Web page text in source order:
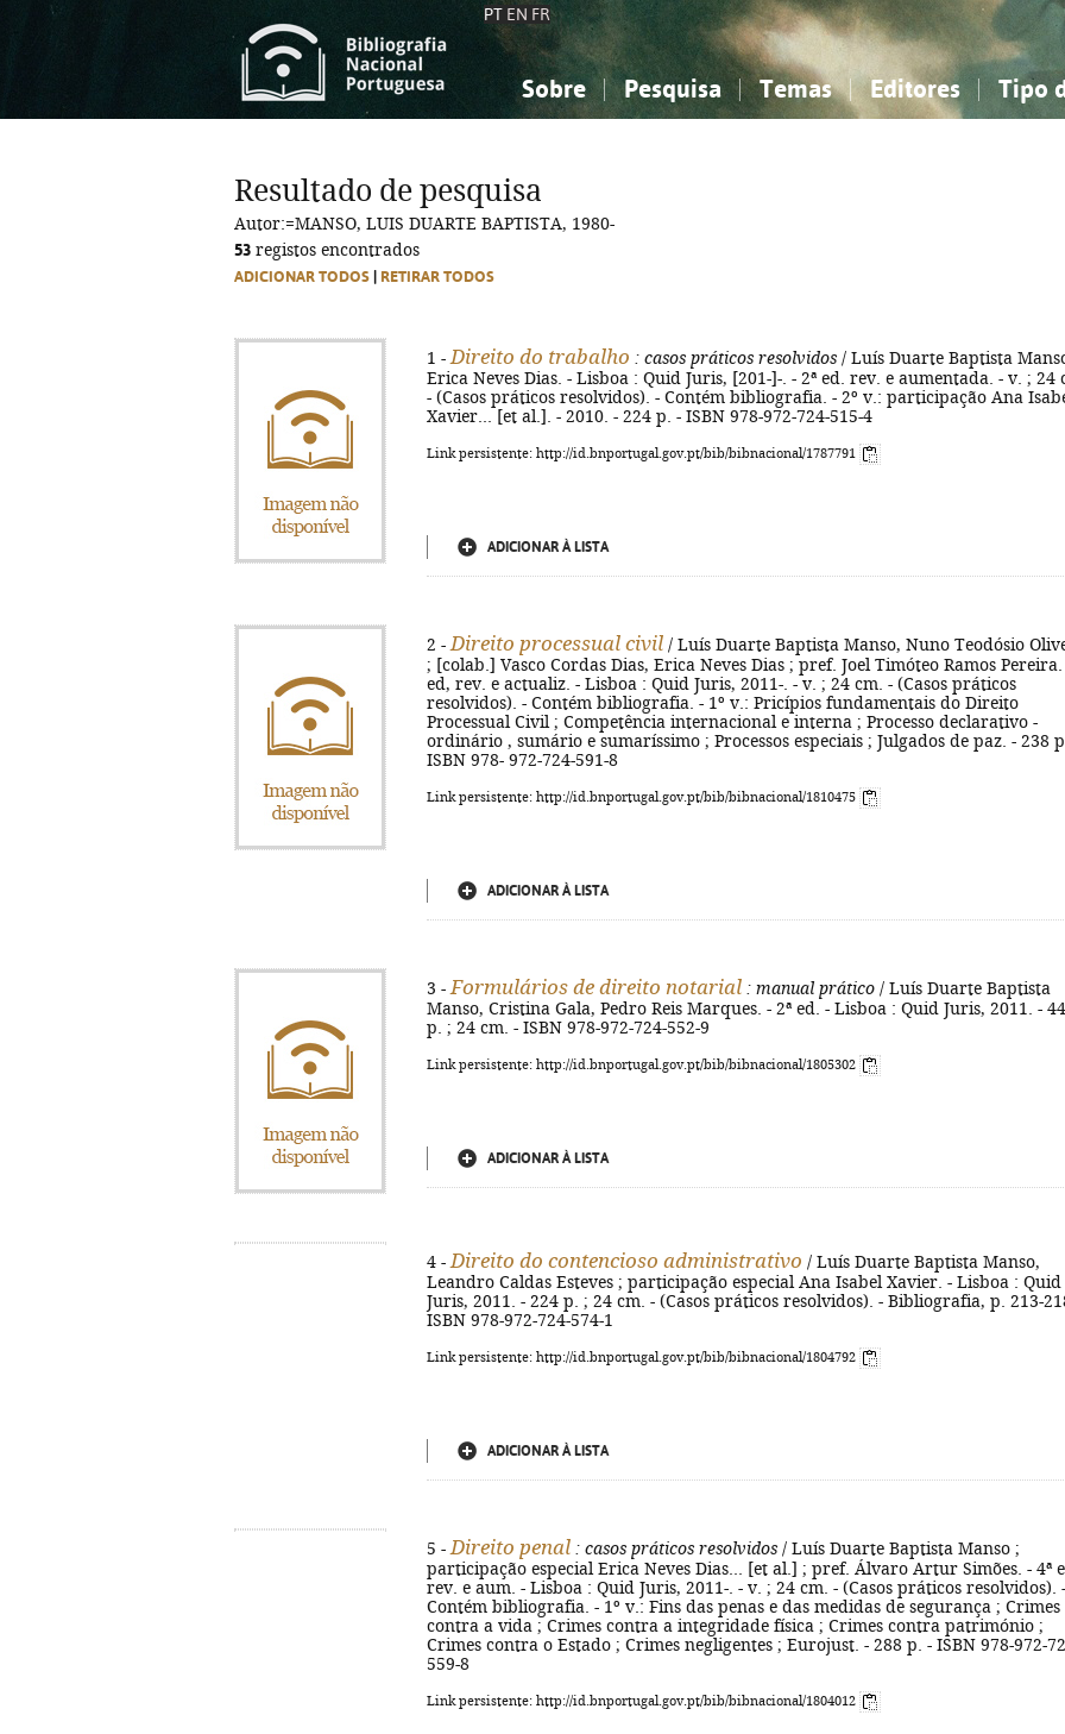
PT EN FR
Sobre Pesquisa Temas
Ciências sociais...
Arte, desporto...
Editores Tipo
Ciências sociais...
Arte, desporto...
Resultado de pesquisa
Autor:=MANSO, LUIS DUARTE BAPTISTA, 1980-
53 registos encontrados
ADICIONAR TODOS RETIRAR TODOS
1 - Direito do trabalho : casos práticos resolvidos / Luís Duarte Baptista
Erica Neves Dias. - Lisboa : Quid Juris, [201-]-. - 2ª ed. rev. e aumentada. - v. ; 24
- (Casos práticos resolvidos). - Contém bibliografia. - 2º v.: participação Ana
Xavier... [et al.]. - 2010. - 224 p. - ISBN 978-972-724-515-4
Link persistente: http://id.bnportugal.gov.pt/bib/bibnacional/1787791
ADICIONAR À LISTA
2 - Direito processual civil / Luís Duarte Baptista Manso, Nuno Teodósio
; [colab.] Vasco Cordas Dias, Erica Neves Dias ; pref. Joel Timóteo Ramos Pereira.
ed, rev. e actualiz. - Lisboa : Quid Juris, 2011-. - v. ; 24 cm. - (Casos práticos
resolvidos). - Contém bibliografia. - 1º v.: Pricípios fundamentais do Direito
Processual Civil ; Competência internacional e interna ; Processo declarativo -
ordinário , sumário e sumaríssimo ; Processos especiais ; Julgados de paz. - 238
ISBN 978- 972-724-591-8
Link persistente: http://id.bnportugal.gov.pt/bib/bibnacional/1810475
ADICIONAR À LISTA
3 - Formulários de direito notarial : manual prático / Luís Duarte Baptista
Manso, Cristina Gala, Pedro Reis Marques. - 2ª ed. - Lisboa : Quid Juris, 2011. -
p. ; 24 cm. - ISBN 978-972-724-552-9
Link persistente: http://id.bnportugal.gov.pt/bib/bibnacional/1805302
ADICIONAR À LISTA
4 - Direito do contencioso administrativo / Luís Duarte Baptista Manso,
Leandro Caldas Esteves ; participação especial Ana Isabel Xavier. - Lisboa : Quid
Juris, 2011. - 224 p. ; 24 cm. - (Casos práticos resolvidos). - Bibliografia, p. 213-
ISBN 978-972-724-574-1
Link persistente: http://id.bnportugal.gov.pt/bib/bibnacional/1804792
ADICIONAR À LISTA
5 - Direito penal : casos práticos resolvidos / Luís Duarte Baptista Manso ;
participação especial Erica Neves Dias... [et al.] ; pref. Álvaro Artur Simões. - 4ª
rev. e aum. - Lisboa : Quid Juris, 2011-. - v. ; 24 cm. - (Casos práticos resolvidos). -
Contém bibliografia. - 1º v.: Fins das penas e das medidas de segurança ; Crimes
contra a vida ; Crimes contra a integridade física ; Crimes contra património ;
Crimes contra o Estado ; Crimes negligentes ; Eurojust. - 288 p. - ISBN 978-972-
559-8
Link persistente: http://id.bnportugal.gov.pt/bib/bibnacional/1804012